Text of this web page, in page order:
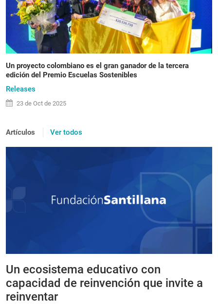
Un proyecto colombiano es el gran ganador de la tercera
edición del Premio Escuelas Sostenibles
Releases
23 de Oct de 2025
Artículos Ver todos
Un ecosistema educativo con
capacidad de reinvención que invite a
reinventar